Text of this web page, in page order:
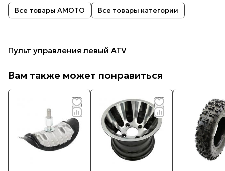
Все товары AMOTO Все товары категории
Пульт управления левый ATV
Вам также может понравиться